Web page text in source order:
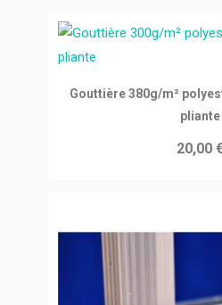
Ajouter au
Gouttière 380g/m²
pliante
20,00